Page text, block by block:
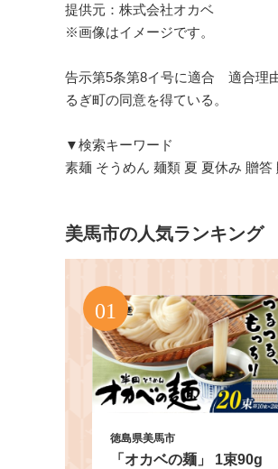
提供元：株式会社オカベ
※画像はイメージです。
告示第5条第8イ号に適合 適合理
るぎ町の同意を得ている。
▼検索キーワード
素麺 そうめん 麺類 夏 夏休み 贈
美馬市の人気ランキング
徳島県美馬市
「オカベの麺」 1束90g